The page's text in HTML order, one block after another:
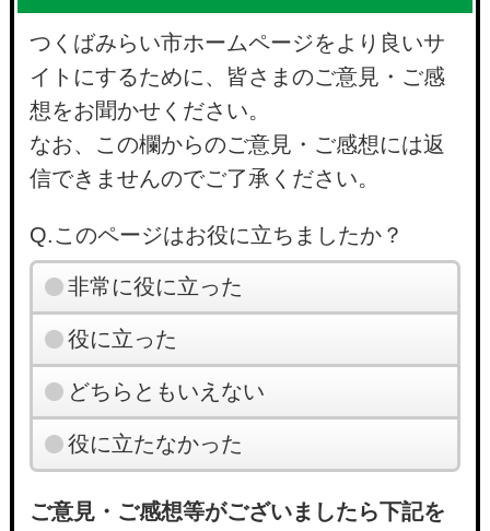
つくばみらい市ホームページをより良いサ
イトにするために、皆さまのご意見・ご感
想をお聞かせください。
なお、この欄からのご意見・ご感想には返
信できませんのでご了承ください。
Q.このページはお役に立ちましたか？
非常に役に立った
役に立った
どちらともいえない
役に立たなかった
ご意見・ご感想等がございましたら下記を